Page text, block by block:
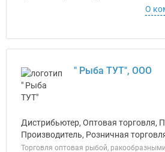
О
" Рыба ТУТ", ООО
Дистрибьютер, Оптовая торговля,
Производитель, Розничная
Торговля оптовая рыбой,